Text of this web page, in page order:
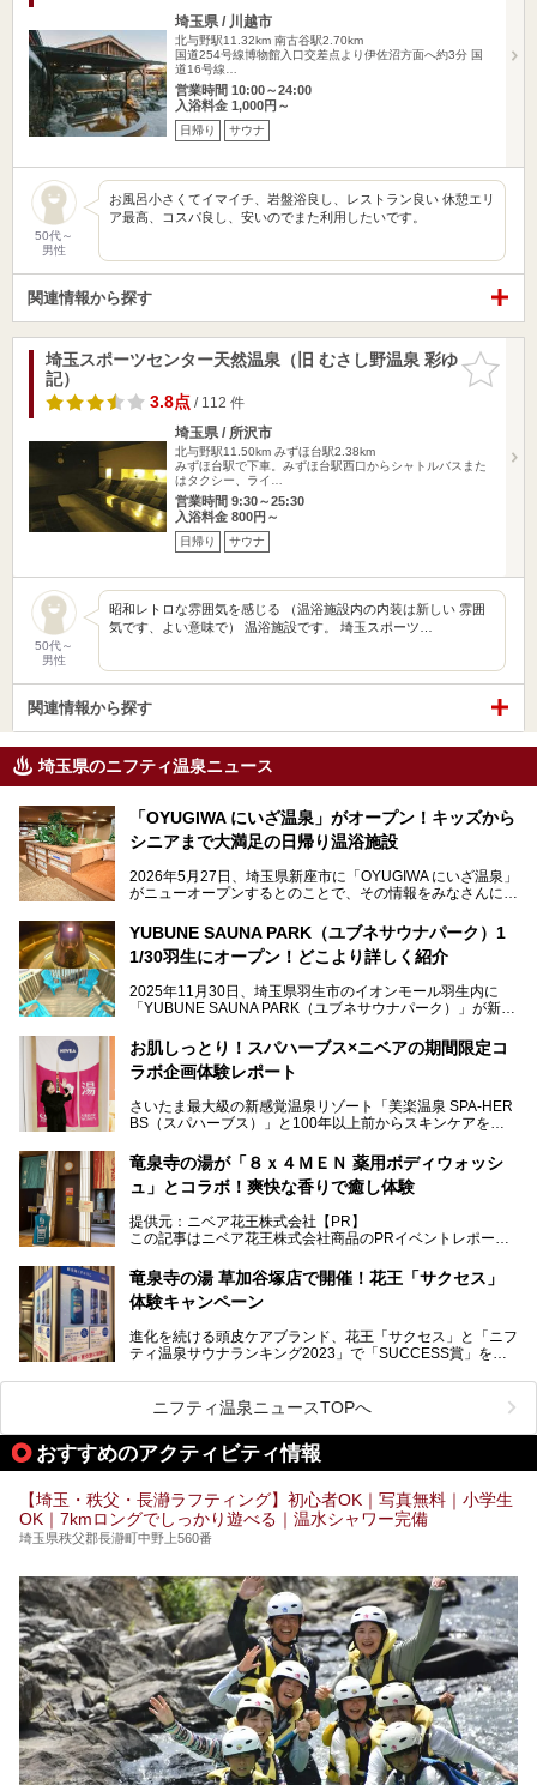
埼玉県 / 川越市
北与野駅11.32km 南古谷駅2.70km
国道254号線博物館入口交差点より伊佐沼方面へ約3分 国
道16号線…
営業時間 10:00～24:00
入浴料金 1,000円～
日帰り サウナ
50代～
男性
お風呂小さくてイマイチ、岩盤浴良し、レストラン良い 休憩エリ
ア最高、コスパ良し、安いのでまた利用したいです。
関連情報から探す
お気に入
りに追加
埼玉スポーツセンター天然温泉（旧 むさし野温泉 彩ゆ
記）
3.8点/ 112 件
埼玉県 / 所沢市
北与野駅11.50km みずほ台駅2.38km
みずほ台駅で下車。みずほ台駅西口からシャトルバスまた
はタクシー、ライ…
営業時間 9:30～25:30
入浴料金 800円～
日帰り サウナ
50代～
男性
昭和レトロな雰囲気を感じる （温浴施設内の内装は新しい 雰囲
気です、よい意味で） 温浴施設です。 埼玉スポーツ…
関連情報から探す
埼玉県のニフティ温泉ニュース
「OYUGIWA にいざ温泉」がオープン！キッズから
シニアまで大満足の日帰り温浴施設
2026年5月27日、埼玉県新座市に「OYUGIWA にいざ温泉」
がニューオープンするとのことで、その情報をみなさんにい
メインとなる黒湯の天然温泉や本格的なサウナをはじめ、4
種類のリラックスルームやお食事処、他施設とは一線を画す
てきました！
YUBUNE SAUNA PARK（ユブネサウナパーク）1
1/30羽生にオープン！どこより詳しく紹介
2025年11月30日、埼玉県羽生市のイオンモール羽生内に
「YUBUNE SAUNA PARK（ユブネサウナパーク）」が新規
今年の4月1日から楽久屋グループの一員となった「湯舞音
（ユブネ）」が新ブランド「YUBUNE SAUNA PARK」を立
湯舞音らしいサウナにこだわった遊び心満点の"銭湯×屋外サ
ウナ"施設で、男女別のお風呂のほか、水着やサウナ着で楽
ど、ユニークなポイントがいっぱい！
オープン前取材に行ってきましたので、早速どこより詳しく
紹介しちゃいます！
お肌しっとり！スパハーブス×ニベアの期間限定コ
ラボ企画体験レポート
さいたま最大級の新感覚温泉リゾート「美楽温泉 SPA-HER
BS（スパハーブス）」と100年以上前からスキンケアを考
読者モデルやインスタグラマーとして活躍している、美容＆
スパ大好きの畑瀬愛さんと取材してきました。
提供元：ニベア花王株式会社【PR】
この記事はニベア花王株式会社商品のPRイベントレポート
竜泉寺の湯が「８ｘ４ＭＥＮ 薬用ボディウォッシ
ュ」とコラボ！爽快な香りで癒し体験
提供元：ニベア花王株式会社【PR】
この記事はニベア花王株式会社商品のPRイベントレポート
ーーー
注目のボディウォッシュアイテム「８ｘ４ＭＥＮ 薬用ボデ
全国総合2位にランクインした人気温浴施設「竜泉寺の湯 草
加谷塚店」がコラボイベントを期間限定で開催中ということ
気になるその内容をチェックしてきました！
竜泉寺の湯 草加谷塚店で開催！花王「サクセス」
体験キャンペーン
進化を続ける頭皮ケアブランド、花王「サクセス」と「ニフ
ティ温泉サウナランキング2023」で「SUCCESS賞」を獲
ベントを開催。
早速訪問し、気になるその内容を取材してきました！
───
提供元：花王株式会社【PR】
す。
ニフティ温泉ニュースTOPへ
おすすめのアクティビティ情報
【埼玉・秩父・長瀞ラフティング】初心者OK｜写真無料｜小学生
OK｜7kmロングでしっかり遊べる｜温水シャワー完備
埼玉県秩父郡長瀞町中野上560番